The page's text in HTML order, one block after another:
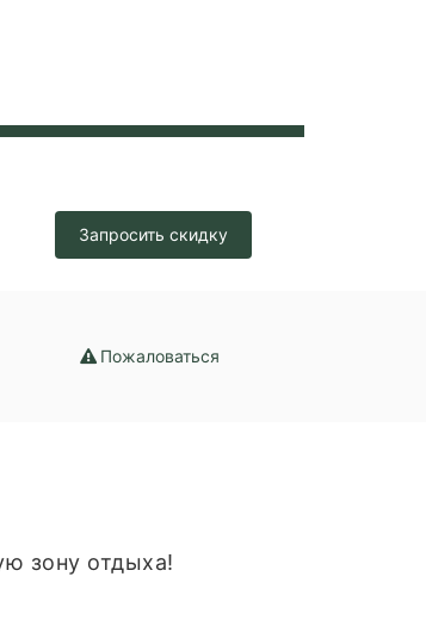
Запросить скидку
Пожаловаться
зону отдыха!